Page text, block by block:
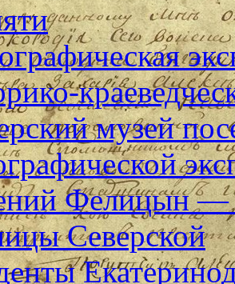
музей
Фелицын —
Северской